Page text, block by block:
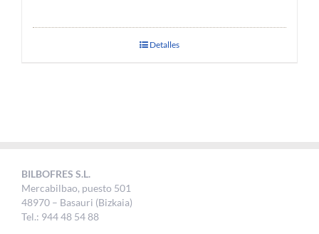
Detalles
BILBOFRES S.L.
Mercabilbao, puesto 501
48970 – Basauri (Bizkaia)
Tel.: 944 48 54 88